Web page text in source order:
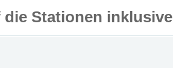
Stationen